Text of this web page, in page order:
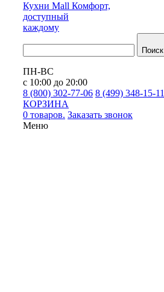
Кухни Mall Комфорт,
доступный
каждому
Поиск
ПН-ВС
с 10:00 до 20:00
8 (800) 302-77-06 8 (499) 348-15-11
КОРЗИНА
0 товаров. Заказать звонок
Меню